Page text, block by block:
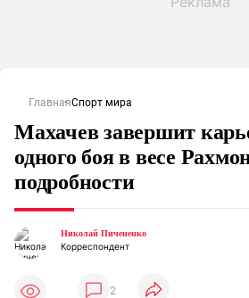
ГлавнаяСпорт мира
Махачев завершит
одного боя в весе
подробности
Николай Пичененко
Корреспондент
2